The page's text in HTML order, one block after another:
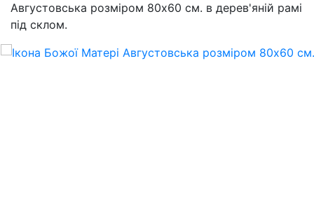
Августовська розміром 80x60 см. в дерев'яній рамі
під склом.